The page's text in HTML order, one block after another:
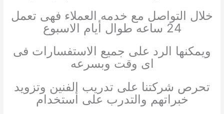
خلال التواصل مع خدمه العملاء فهى تعمل
24 ساعه طوال أيام الاسبوع
ويمكنها الرد على جميع الاستفسارات فى
اى وقت وبسرعه
تحرص شركتنا على تدريب الفنين وتزويد
خبراتهم والتدرب على أستخدام